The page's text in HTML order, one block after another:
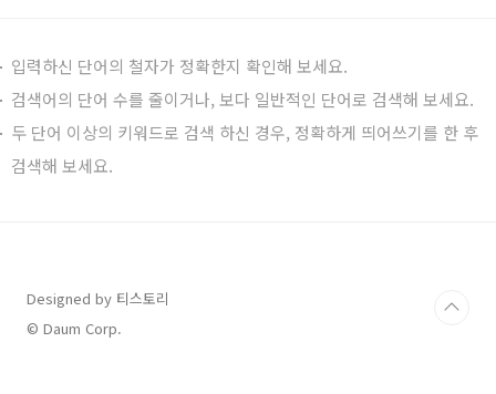
입력하신 단어의 철자가 정확한지 확인해 보세요.
검색어의 단어 수를 줄이거나, 보다 일반적인 단어로 검색해 보세요.
두 단어 이상의 키워드로 검색 하신 경우, 정확하게 띄어쓰기를 한 후
검색해 보세요.
Designed by 티스토리
© Daum Corp.